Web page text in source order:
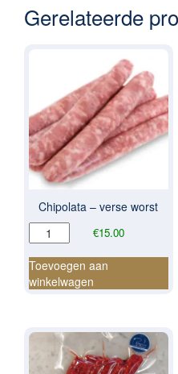
Gerelateerde
Chipolata – verse worst
€15.00
Chipolata
-
verse
worst
aantal
Toevoegen aan
winkelwagen